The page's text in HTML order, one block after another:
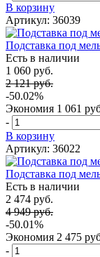
В корзину
Артикул: 36039
Подставка под
Есть в наличии
1 060 руб.
2 121 руб.
-50.02%
Экономия 1 061
-
В корзину
Артикул: 36022
Подставка под
Есть в наличии
2 474 руб.
4 949 руб.
-50.01%
Экономия 2 475
-